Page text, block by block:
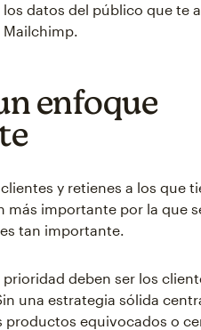
datos del público que te
enfoque
y retienes a los que
más importante por la que
tan importante.
deben ser los
una estrategia sólida
equivocados o